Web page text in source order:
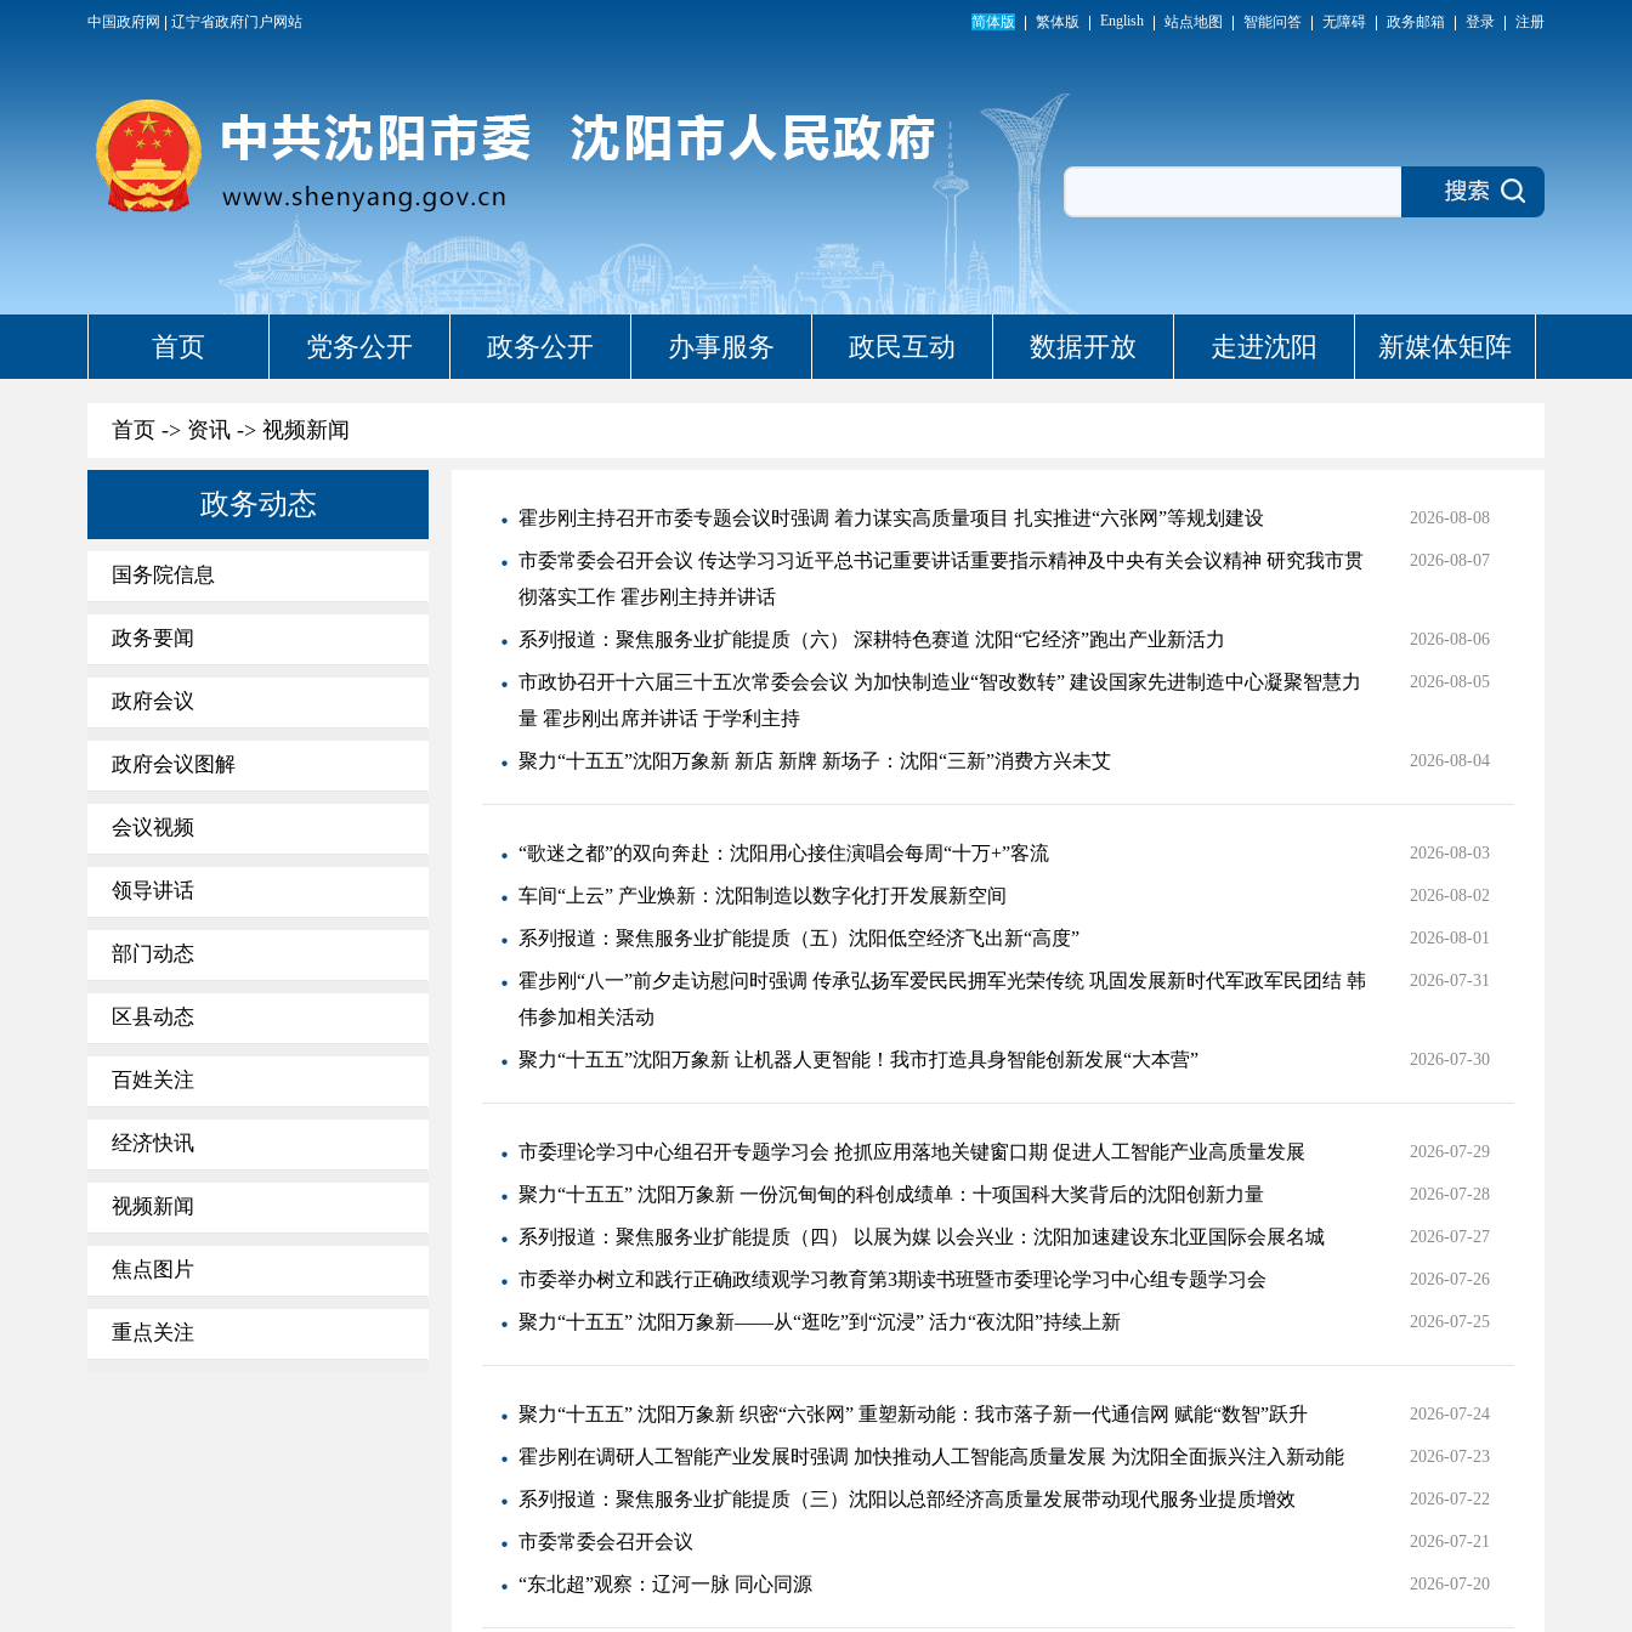
中国政府网 辽宁省政府门户网站 简体版 繁体版 English 站点地图 智能问答 无障碍 政务邮箱 登录 注册
首页 党务公开 政务公开 办事服务 政民互动 数据开放 走进沈阳 新媒体矩阵
首页 -> 资讯 -> 视频新闻
政务动态
国务院信息
政务要闻
政府会议
政府会议图解
会议视频
领导讲话
部门动态
区县动态
百姓关注
经济快讯
视频新闻
焦点图片
重点关注
霍步刚主持召开市委专题会议时强调 着力谋实高质量项目 扎实推进“六张网”等规划建设 2026-08-08
市委常委会召开会议 传达学习习近平总书记重要讲话重要指示精神及中央有关会议精神 研究我市贯
彻落实工作 霍步刚主持并讲话
2026-08-07
系列报道：聚焦服务业扩能提质（六） 深耕特色赛道 沈阳“它经济”跑出产业新活力 2026-08-06
市政协召开十六届三十五次常委会会议 为加快制造业“智改数转” 建设国家先进制造中心凝聚智慧力
量 霍步刚出席并讲话 于学利主持
2026-08-05
聚力“十五五”沈阳万象新 新店 新牌 新场子：沈阳“三新”消费方兴未艾 2026-08-04
“歌迷之都”的双向奔赴：沈阳用心接住演唱会每周“十万+”客流 2026-08-03
车间“上云” 产业焕新：沈阳制造以数字化打开发展新空间 2026-08-02
系列报道：聚焦服务业扩能提质（五）沈阳低空经济飞出新“高度” 2026-08-01
霍步刚“八一”前夕走访慰问时强调 传承弘扬军爱民民拥军光荣传统 巩固发展新时代军政军民团结 韩
伟参加相关活动
2026-07-31
聚力“十五五”沈阳万象新 让机器人更智能！我市打造具身智能创新发展“大本营” 2026-07-30
市委理论学习中心组召开专题学习会 抢抓应用落地关键窗口期 促进人工智能产业高质量发展 2026-07-29
聚力“十五五” 沈阳万象新 一份沉甸甸的科创成绩单：十项国科大奖背后的沈阳创新力量 2026-07-28
系列报道：聚焦服务业扩能提质（四） 以展为媒 以会兴业：沈阳加速建设东北亚国际会展名城 2026-07-27
市委举办树立和践行正确政绩观学习教育第3期读书班暨市委理论学习中心组专题学习会 2026-07-26
聚力“十五五” 沈阳万象新——从“逛吃”到“沉浸” 活力“夜沈阳”持续上新 2026-07-25
聚力“十五五” 沈阳万象新 织密“六张网” 重塑新动能：我市落子新一代通信网 赋能“数智”跃升 2026-07-24
霍步刚在调研人工智能产业发展时强调 加快推动人工智能高质量发展 为沈阳全面振兴注入新动能 2026-07-23
系列报道：聚焦服务业扩能提质（三）沈阳以总部经济高质量发展带动现代服务业提质增效 2026-07-22
市委常委会召开会议 2026-07-21
“东北超”观察：辽河一脉 同心同源 2026-07-20